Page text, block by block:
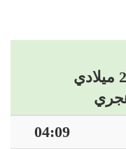
04:09